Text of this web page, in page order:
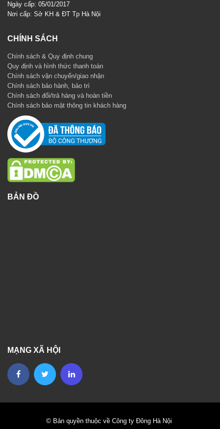
Ngày cấp: 05/01/2017
Nơi cấp: Sở KH & ĐT Tp Hà Nội
CHÍNH SÁCH
Chính sách & Quy định chung
Quy định và hình thức thanh toán
Chính sách vận chuyển/giao nhận
Chính sách bảo hành, bảo trì
Chính sách đổi/trả hàng và hoàn tiền
Chính sách bảo mật thông tin khách hàng
BẢN ĐỒ
MẠNG XÃ HỘI
© Bản quyền thuộc về Công ty Đông Hà Nội